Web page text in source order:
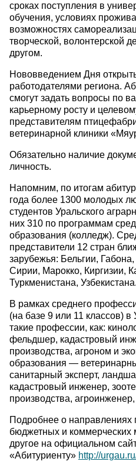
сроках поступления в
обучения, условиях
возможностях
творческой, волонтерской
другом.
Нововведением Дня
работодателями региона.
смогут задать вопросы по
карьерному росту и
представителям
ветеринарной клиники
Обязательно наличие
личность.
Напомним, по итогам
года более 1300 молодых
студентов Уральского
них 310 по программам
образования (колледж).
представители 12 стран
зарубежья: Бельгии,
Сирии, Марокко, Киргизии,
Туркменистана, Узбекистана.
В рамках среднего
(на базе 9 или 11 классов)
такие профессии, как:
фельдшер, кадастровый
производства, агроном и
образования —
санитарный эксперт,
кадастровый инженер,
производства,
Подробнее о направлениях
бюджетных и коммерческих
другое на официальном
«Абитуриенту» http://